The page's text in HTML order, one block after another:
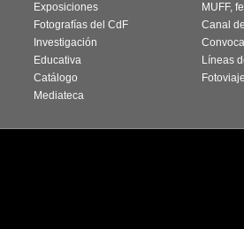
Exposiciones
Fotografías del CdF
Investigación
Educativa
Catálogo
Mediateca
MUFF,
Canal
Líneas